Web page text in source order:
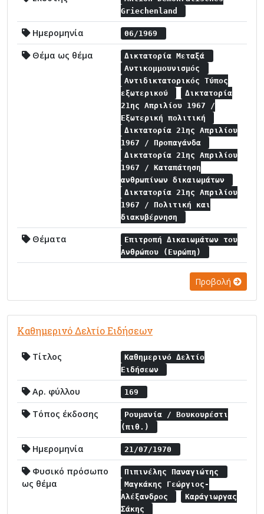
Griechenland
Ημερομηνία 06/1969
Θέμα ως θέμα
Δικτατορία Μεταξά
Αντικομμουνισμός
Αντιδικτατορικός Τύπος
εξωτερικού
Δικτατορία
21ης Απριλίου 1967 /
Εξωτερική πολιτική
Δικτατορία 21ης Απριλίου
1967 / Προπαγάνδα
Δικτατορία 21ης Απριλίου
1967 / Καταπάτηση
ανθρωπίνων δικαιωμάτων
Δικτατορία 21ης Απριλίου
1967 / Πολιτική και
διακυβέρνηση
Θέματα
Επιτροπή Δικαιωμάτων του
Ανθρώπου (Ευρώπη)
Προβολή
Καθημερινό Δελτίο Ειδήσεων
Τίτλος
Καθημερινό Δελτίο
Ειδήσεων
Αρ. φύλλου 169
Τόπος έκδοσης
Ρουμανία / Βουκουρέστι
(πιθ.)
Ημερομηνία 21/07/1970
Φυσικό πρόσωπο
ως θέμα
Πιπινέλης Παναγιώτης
Μαγκάκης Γεώργιος-
Αλέξανδρος
Καράγιωργας
Σάκης